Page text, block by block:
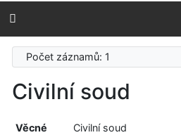
Počet záznamů: 1
Civilní soud
Věcné
Civilní soud